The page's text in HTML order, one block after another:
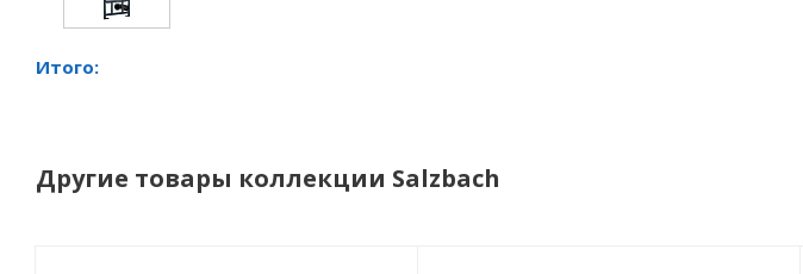
Итого:
Другие товары коллекции Salzbach